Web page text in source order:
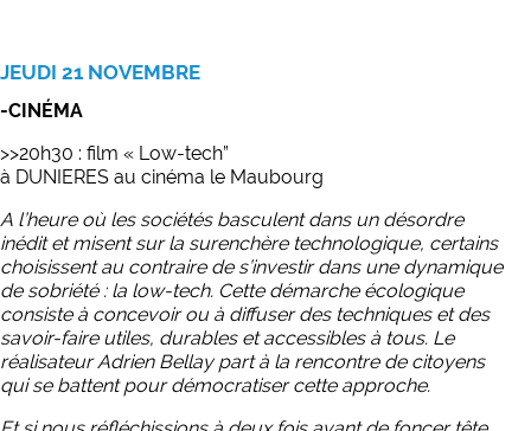
JEUDI 21 NOVEMBRE
-CINÉMA
>>20h30 : film « Low-tech”
à DUNIERES au cinéma le Maubourg
A l’heure où les sociétés basculent dans un désordre
inédit et misent sur la surenchère technologique, certains
choisissent au contraire de s’investir dans une dynamique
de sobriété : la low-tech. Cette démarche écologique
consiste à concevoir ou à diffuser des techniques et des
savoir-faire utiles, durables et accessibles à tous. Le
réalisateur Adrien Bellay part à la rencontre de citoyens
qui se battent pour démocratiser cette approche.